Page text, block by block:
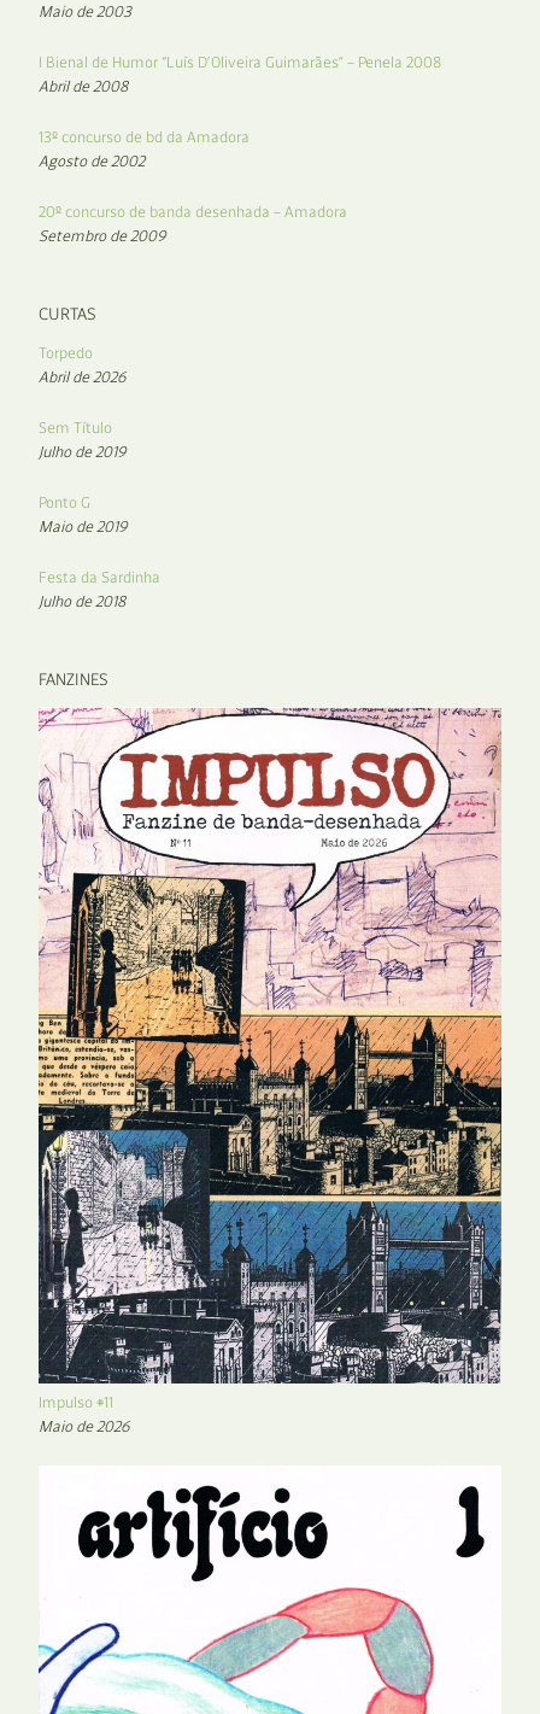
Maio de 2003
I Bienal de Humor “Luís D’Oliveira Guimarães” – Penela 2008
Abril de 2008
13º concurso de bd da Amadora
Agosto de 2002
20º concurso de banda desenhada – Amadora
Setembro de 2009
CURTAS
Torpedo
Abril de 2026
Sem Título
Julho de 2019
Ponto G
Maio de 2019
Festa da Sardinha
Julho de 2018
FANZINES
Impulso #11
Maio de 2026